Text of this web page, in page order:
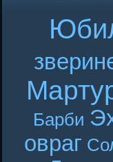
Барби
овраг